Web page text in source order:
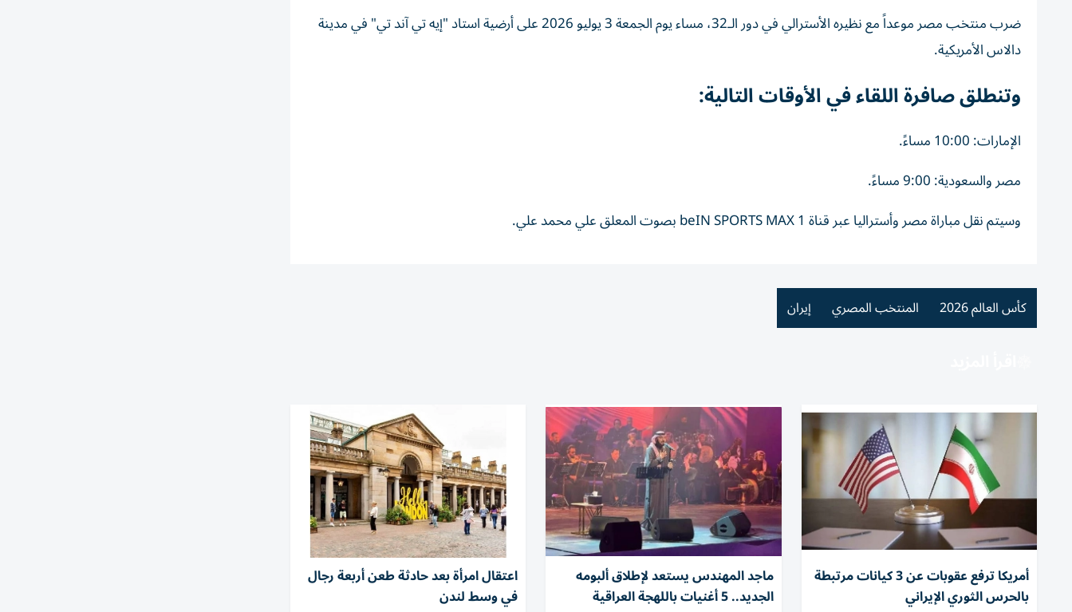
ضرب منتخب مصر موعداً مع نظيره الأسترالي في دور الـ32، مساء يوم الجمعة 3 يوليو 2026 على أرضية استاد "إيه تي آند تي" في مدينة
دالاس الأمريكية.
وتنطلق صافرة اللقاء في الأوقات التالية:
الإمارات: 10:00 مساءً.
مصر والسعودية: 9:00 مساءً.
وسيتم نقل مباراة مصر وأستراليا عبر قناة beIN SPORTS MAX 1 بصوت المعلق علي محمد علي.
كأس العالم 2026 المنتخب المصري إيران
أمريكا ترفع عقوبات عن 3 كيانات مرتبطة
بالحرس الثوري الإيراني
ماجد المهندس يستعد لإطلاق ألبومه
الجديد.. 5 أغنيات باللهجة العراقية
اعتقال امرأة بعد حادثة طعن أربعة رجال
في وسط لندن